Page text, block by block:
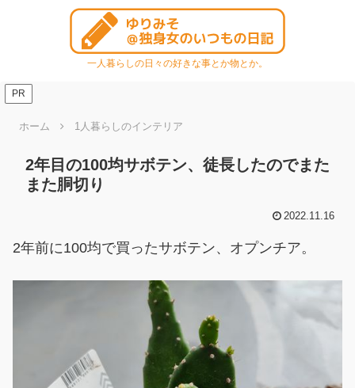
一人暮らしの日々の好きな事とか物とか。
PR
ホーム 1人暮らしのインテリア
2年目の100均サボテン、徒長したのでまた
また胴切り
2022.11.16
2年前に100均で買ったサボテン、オプンチア。